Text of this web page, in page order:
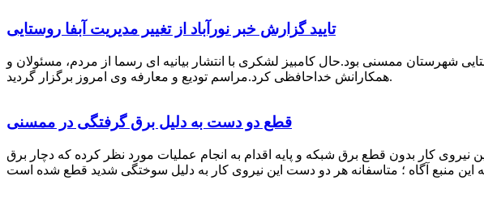
تایید گزارش خبر نورآباد از تغییر مدیریت آبفا روستایی
اداره آبفا روستایی شهرستان ممسنی بود.حال کامبیز لشکری با انتشار بیانیه ای رسما از مردم، مسئولان و
همکارانش خداحافظی کرد.مراسم تودیع و معارفه وی امروز برگزار گردید.
قطع دو دست به دلیل برق گرفتگی در ممسنی
نیروی کار بدون قطع برق شبکه و پایه اقدام به انجام عملیات مورد نظر کرده که دچار برق